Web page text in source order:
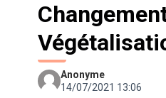
Anonyme
14/07/2021 13:06